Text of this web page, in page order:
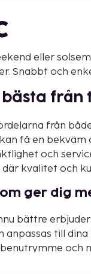
eller
Snabbt och
bästa från
från
få en bekväm
och
kvalitet och
ger dig
bättre
anpassas till
och